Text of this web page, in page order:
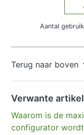
Aantal
Terug naar boven
Verwante
Waarom is de
configurator